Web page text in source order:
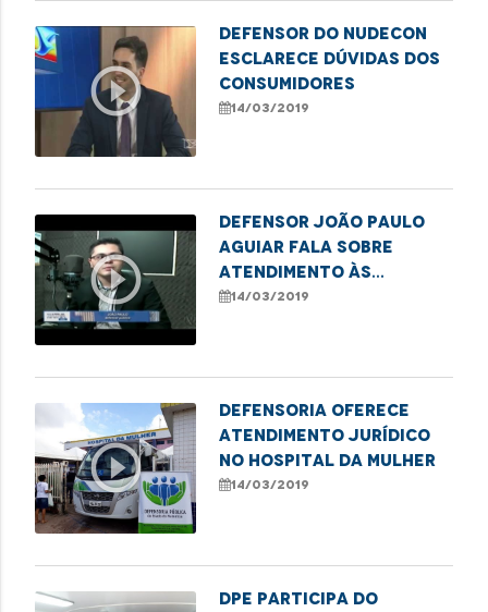
play_circle_outline
Defensor do Nudecon
esclarece dúvidas dos
consumidores
14/03/2019
play_circle_outline
Defensor João Paulo
Aguiar fala sobre
atendimento às
mulheres vítimas de
14/03/2019
play_circle_outline
Defensoria oferece
atendimento jurídico
no Hospital da Mulher
14/03/2019
DPE participa do